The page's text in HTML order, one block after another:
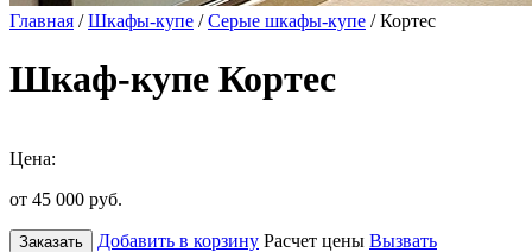
Главная /Шкафы-купе /Серые шкафы-купе / Кортес
Шкаф-купе Кортес
Цена:
от 45 000 руб.
Заказать Добавить в корзину Расчет цены Вызвать